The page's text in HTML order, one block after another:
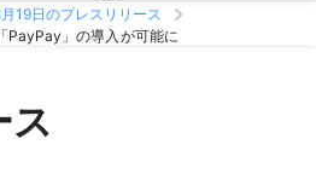
19日のプレスリリース
PayPay」の導入が可能に
ス